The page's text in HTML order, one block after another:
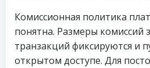
Комиссионная политика
понятна. Размеры комиссий
транзакций фиксируются и
открытом доступе. Для